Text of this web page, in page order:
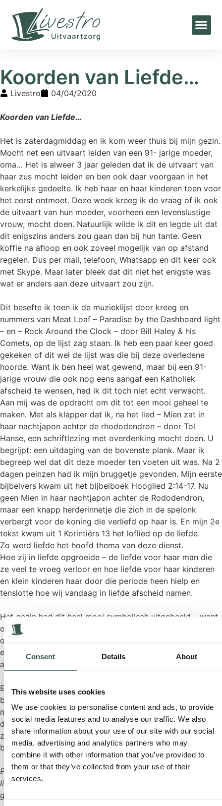
Consent Details About
This website uses cookies
We use cookies to personalise content and ads, to provide
social media features and to analyse our traffic. We also
share information about your use of our site with our social
media, advertising and analytics partners who may
combine it with other information that you’ve provided to
them or that they’ve collected from your use of their
services.
Koorden van Liefde…
Livestro 04/04/2020
Koorden van Liefde…
Het is zaterdagmiddag en ik kom weer thuis bij mijn gezin.
Mocht net een uitvaart leiden van een 91- jarige moeder,
oma… Het is alweer 3 jaar geleden dat ik de uitvaart van
haar zus mocht leiden en ben ook daar voorgaan in het
kerkelijke gedeelte. Ik heb haar en haar kinderen toen voor
het eerst ontmoet. Deze week kreeg ik de vraag of ik ook
de uitvaart van hun moeder, voorheen een levenslustige
vrouw, mocht doen. Natuurlijk wilde ik dit en legde uit dat
dit enigszins anders zou gaan dan bij hun tante. Geen
koffie na afloop en ook zoveel mogelijk van op afstand
regelen. Dus per mail, telefoon, Whatsapp en dit keer ook
met Skype. Maar later bleek dat dit niet het enigste was
wat er anders aan deze uitvaart zou zijn.
Dit besefte ik toen ik de muzieklijst door kreeg en
nummers van Meat Loaf – Paradise by the Dashboard light
– en – Rock Around the Clock – door Bill Haley & his
Comets, op de lijst zag staan. Ik heb een paar keer goed
gekeken of dit wel de lijst was die bij deze overledene
hoorde. Want ik ben heel wat gewend, maar bij een 91-
jarige vrouw die ook nog eens aangaf een Katholiek
afscheid te wensen, had ik dit toch niet echt verwacht.
Aan mij was de opdracht om dit tot een mooi geheel te
maken. Met als klapper dat ik, na het lied – Mien zat in
haar nachtjapon achter de rhododendron – door Tol
Hanse, een schriftlezing met overdenking mocht doen. U
begrijpt: een uitdaging van de bovenste plank. Maar ik
begreep wel dat dit deze moeder ten voeten uit was. Na 2
dagen peinzen had ik mijn bruggetje gevonden. Mijn eerste
bijbelvers kwam uit het bijbelboek Hooglied 2:14-17. Nu
geen Mien in haar nachtjapon achter de Rododendron,
maar een knapp herderinnetje die zich in de spelonk
verbergt voor de koning die verliefd op haar is. En mijn 2e
tekst kwam uit 1 Korintiërs 13 het loflied op de liefde.
Zo werd liefde het hoofd thema van deze dienst.
Hoe zij in liefde opgroeide – de liefde voor haar man die
ze veel te vroeg verloor en hoe liefde voor haar kinderen
en klein kinderen haar door die periode heen hielp en
tenslotte hoe wij vandaag in liefde afscheid namen.
Het gezin had dit heel mooi symbolisch uitgebeeld – want
om de afstand die we vanwege het Coronavirus moesten
overbruggen – hielden zij met een koord (van liefde)
elkaar vast. Dit raakte mij en ontroerde me en ik denk niet
alleen mij maar alle aanwezigen.
En ik denk dat moeder met een lach en een traan vanaf
boven zal hebben toegekeken. Gescheiden door de dood
maar voor eeuwig en altijd verbonden en voortlevend in
de harten van degenen die haar gekend hebben en nooit
zullen vergeten. Dus ook in mijn hart zal zij verbonden
blijven door een koord van liefde .
En ik – ik ben dankbaar dat ondanks alle beperkingen deze
lieve vrouw toch een mooi passend afscheid konden
geven…